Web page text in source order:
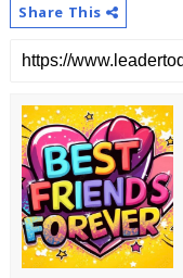
Share This